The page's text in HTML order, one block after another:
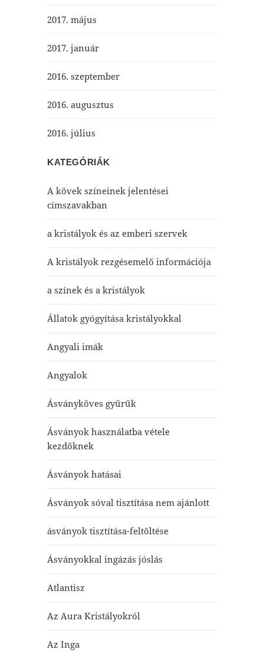
2017. május
2017. január
2016. szeptember
2016. augusztus
2016. július
KATEGÓRIÁK
A kövek színeinek jelentései
címszavakban
a kristályok és az emberi szervek
A kristályok rezgésemelő információja
a színek és a kristályok
Állatok gyógyítása kristályokkal
Angyali imák
Angyalok
Ásványköves gyűrűk
Ásványok használatba vétele
kezdőknek
Ásványok hatásai
Ásványok sóval tisztítása nem ajánlott
ásványok tisztítása-feltöltése
Ásványokkal ingázás jóslás
Atlantisz
Az Aura Kristályokról
Az Inga